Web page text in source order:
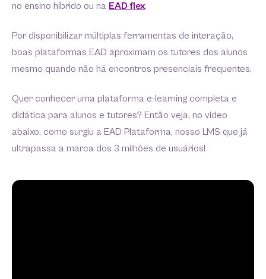
no ensino híbrido ou na EAD flex.
Por disponibilizar múltiplas ferramentas de interação,
boas plataformas EAD aproximam os tutores dos alunos
mesmo quando não há encontros presenciais frequentes.
Quer conhecer uma plataforma e-learning completa e
didática para alunos e tutores? Então veja, no vídeo
abaixo, como surgiu a EAD Plataforma, nosso LMS que já
ultrapassa a marca dos 3 milhões de usuários!